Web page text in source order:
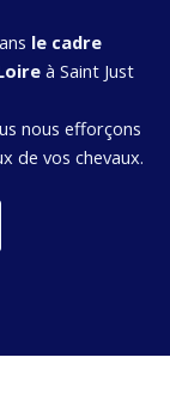
le cadre
à Saint Just
nous efforçons
de vos chevaux.